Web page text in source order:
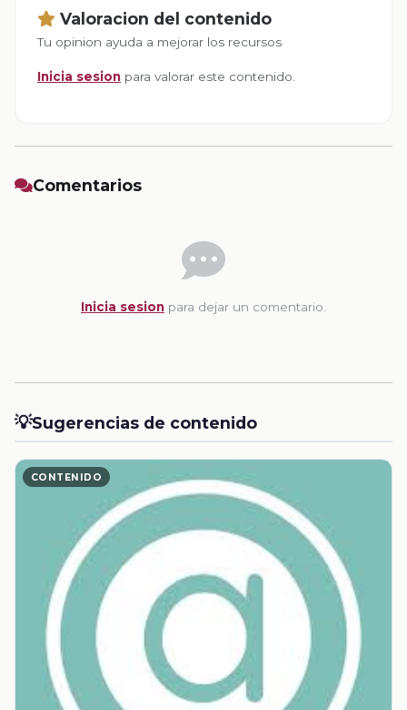
Valoracion del contenido
Tu opinion ayuda a mejorar los recursos
Inicia sesion para valorar este contenido.
Comentarios
Inicia sesion para dejar un comentario.
💡Sugerencias de contenido
CONTENIDO